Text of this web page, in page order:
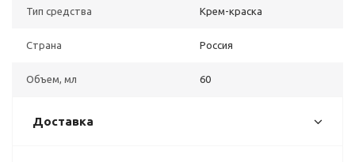
Тип средства Крем-краска
Страна Россия
Объем, мл 60
Доставка